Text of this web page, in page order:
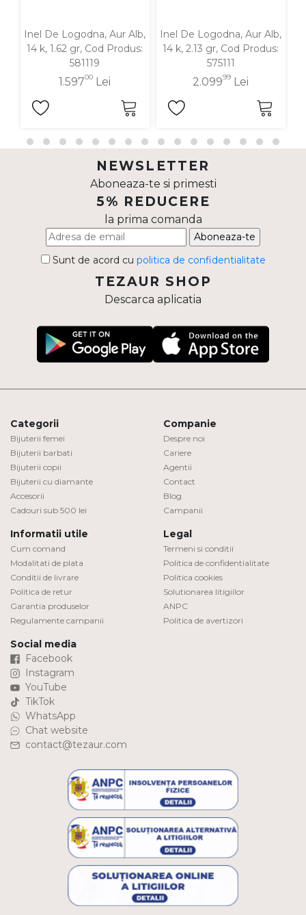
Inel De Logodna, Aur Alb,
14 k, 1.62 gr, Cod Produs:
581119
1.59700 Lei
Inel De Logodna, Aur Alb,
14 k, 2.13 gr, Cod Produs:
575111
2.09999 Lei
NEWSLETTER
Aboneaza-te si primesti
5% REDUCERE
la prima comanda
Aboneaza-te
Sunt de acord cu politica de confidentialitate
TEZAUR SHOP
Descarca aplicatia
Categorii
Bijuterii femei
Bijuterii barbati
Bijuterii copii
Bijuterii cu diamante
Accesorii
Cadouri sub 500 lei
Companie
Despre noi
Cariere
Agentii
Contact
Blog
Campanii
Informatii utile
Cum comand
Modalitati de plata
Conditii de livrare
Politica de retur
Garantia produselor
Regulamente campanii
Legal
Termeni si conditii
Politica de confidentialitate
Politica cookies
Solutionarea litigiilor
ANPC
Politica de avertizori
Social media
Facebook
Instagram
YouTube
TikTok
WhatsApp
Chat website
contact@tezaur.com